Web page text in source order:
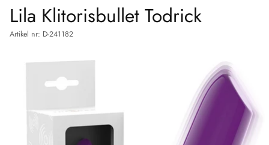
Lila Klitorisbullet Todrick
Artikel nr: D-241182